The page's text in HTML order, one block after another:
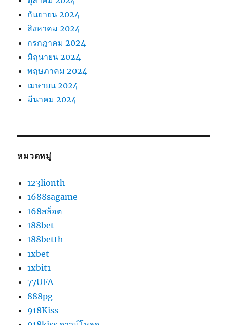
กันยายน 2024
สิงหาคม 2024
กรกฎาคม 2024
มิถุนายน 2024
พฤษภาคม 2024
เมษายน 2024
มีนาคม 2024
หมวดหมู่
123lionth
1688sagame
168สล็อต
188bet
188betth
1xbet
1xbit1
77UFA
888pg
918Kiss